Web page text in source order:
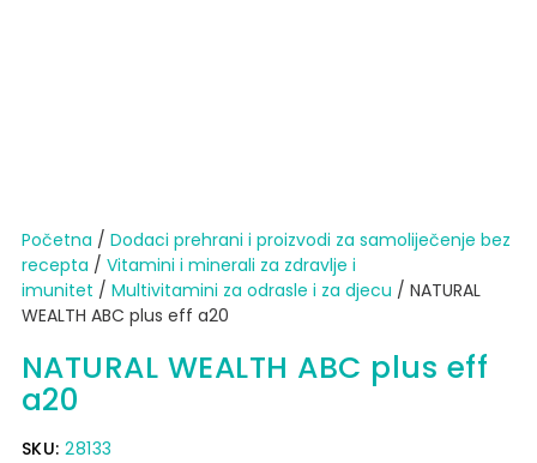
Početna / Dodaci prehrani i proizvodi za samoliječenje bez
recepta / Vitamini i minerali za zdravlje i
imunitet / Multivitamini za odrasle i za djecu / NATURAL
WEALTH ABC plus eff a20
NATURAL WEALTH ABC plus eff
a20
SKU:28133